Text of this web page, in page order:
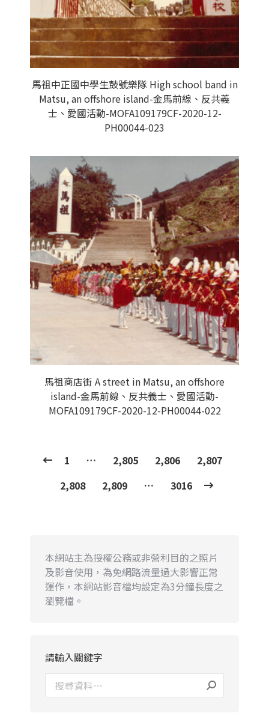
馬祖中正國中學生鼓號樂隊 High school band in
Matsu, an offshore island-金馬前線、反共義
士、愛國活動-MOFA109179CF-2020-12-
PH00044-023
馬祖商店街 A street in Matsu, an offshore
island-金馬前線、反共義士、愛國活動-
MOFA109179CF-2020-12-PH00044-022
1 … 2,805 2,806
2,807
2,808
2,809 … 3016
本網站主為授權公務或非營利目的之照片
及影音使用，為免網路流量過大影響正常
運作，本網站影音檔均設定為3分鐘長度之
瀏覽檔。
請輸入關鍵字